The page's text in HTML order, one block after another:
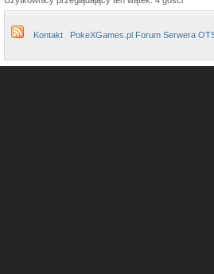
Kontakt PokeXGames.pl Forum Serwera